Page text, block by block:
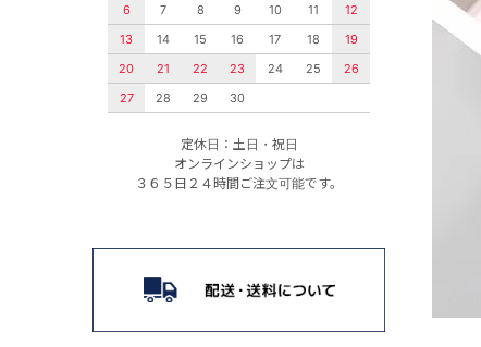
6
7 8 9 10 11
12
13
14 15 16 17 18
19
20
21 22 23 24 25
26
27
28 29 30
定休日：土日・祝日
オンラインショップは
３６５日２４時間ご注文可能です。